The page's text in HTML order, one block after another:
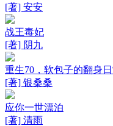
[著] 安安
战王毒妃
[著] 阴九
重生70，软包子的翻身
[著] 银桑桑
应你一世漂泊
[著] 清雨